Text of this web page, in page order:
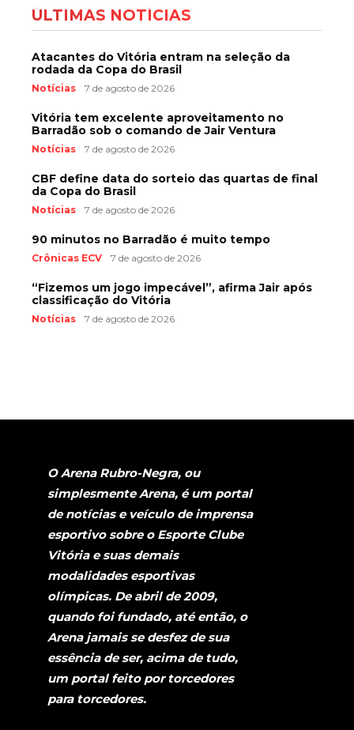
ÚLTIMAS NOTÍCIAS
Atacantes do Vitória entram na seleção da
rodada da Copa do Brasil
Notícias 7 de agosto de 2026
Vitória tem excelente aproveitamento no
Barradão sob o comando de Jair Ventura
Notícias 7 de agosto de 2026
CBF define data do sorteio das quartas de final
da Copa do Brasil
Notícias 7 de agosto de 2026
90 minutos no Barradão é muito tempo
Crônicas ECV 7 de agosto de 2026
“Fizemos um jogo impecável”, afirma Jair após
classificação do Vitória
Notícias 7 de agosto de 2026
O Arena Rubro-Negra, ou
simplesmente Arena, é um portal
de notícias e veículo de imprensa
esportivo sobre o Esporte Clube
Vitória e suas demais
modalidades esportivas
olímpicas. De abril de 2009,
quando foi fundado, até então, o
Arena jamais se desfez de sua
essência de ser, acima de tudo,
um portal feito por torcedores
para torcedores.